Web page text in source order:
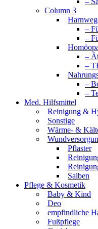
Column 3
–
–
–
–
–
–
Med. Hilfsmittel
Reinigung &
Sonstige
Wärme- &
Pflaster
Salben
Pflege & Kosmetik
Baby & Kind
Deo
empfindliche
Fußpflege